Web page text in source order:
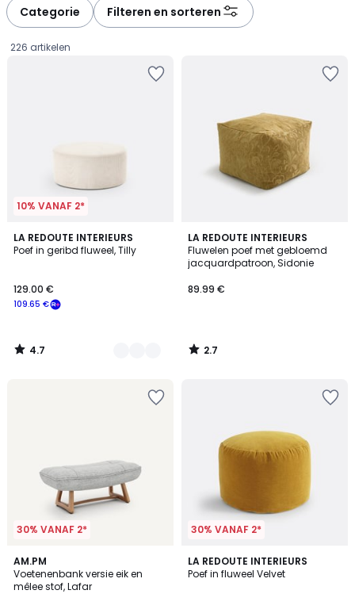
Categorie Filteren en sorteren
226 artikelen
10% VANAF 2*
LA REDOUTE INTERIEURS
Poef in geribd fluweel, Tilly
€
Schrijf
in
voor
betalen
109.65 €
129.00 €
4.7
/ 5
3
Kleuren
4.7
/
LA REDOUTE INTERIEURS
Fluwelen poef met gebloemd
jacquardpatroon, Sidonie
89.99 €
2.7
/ 5
2.7
/
30% VANAF 2*
AM.PM
Voetenenbank versie eik en
mêlee stof, Lafar
5
/
5
30% VANAF 2*
LA REDOUTE INTERIEURS
Poef in fluweel Velvet
4.3
/ 5
7
Kleuren